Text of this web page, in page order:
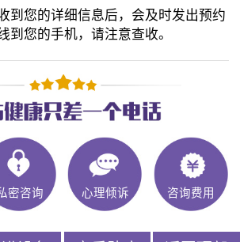
到您的详细信息后，会及时发出预约
到您的手机，请注意查收。
密咨询 心理倾诉 咨询费用